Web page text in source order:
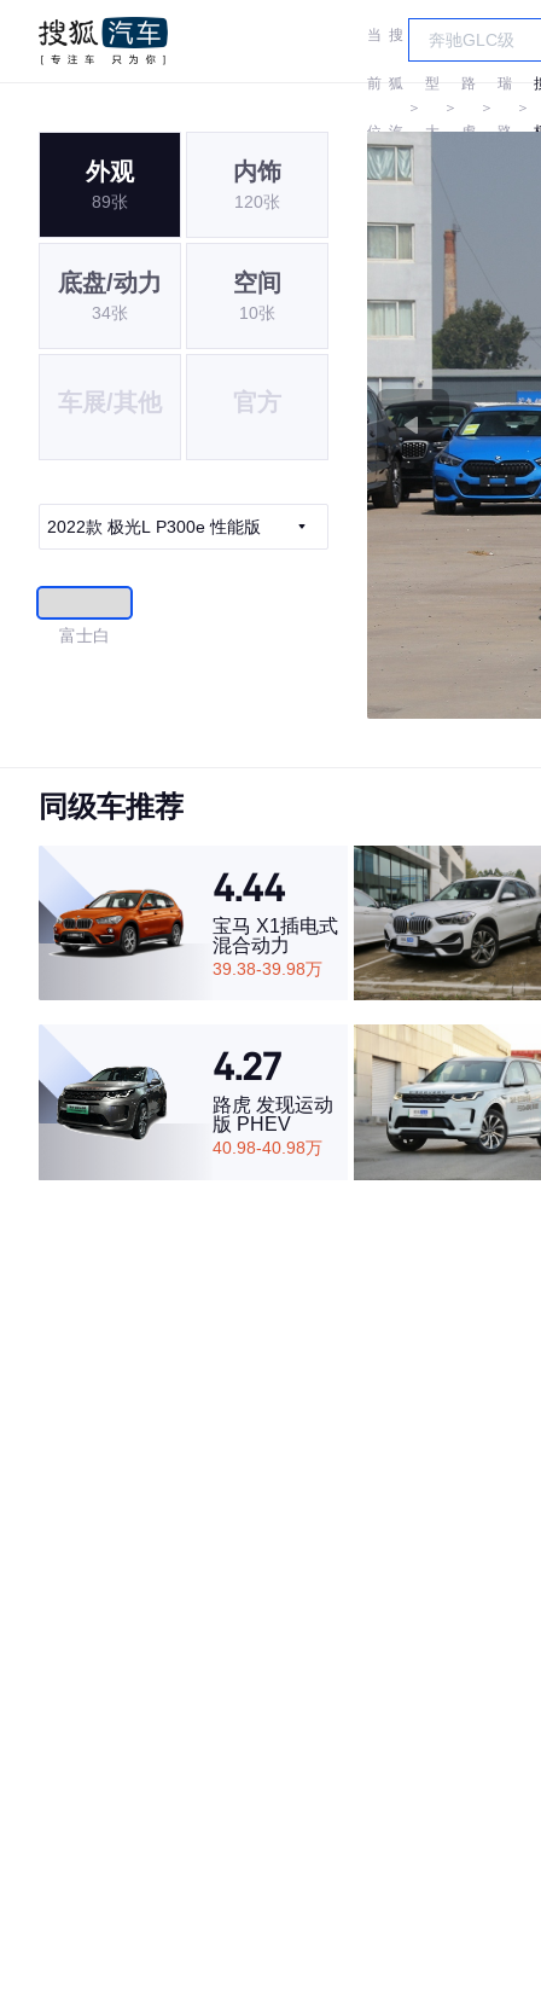
当
前
位
置:
搜
狐
汽
车
＞
车
型
大
＞
路
虎
＞
奇
瑞
路
＞
外观
89张
内饰
120张
底盘/动力
34张
空间
10张
车展/其他 官方
2022款 极光L P300e 性能版
富士白
同级车推荐
4.44
宝马 X1插电式
混合动力
39.38-39.98万
4.27
路虎 发现运动
版 PHEV
40.98-40.98万